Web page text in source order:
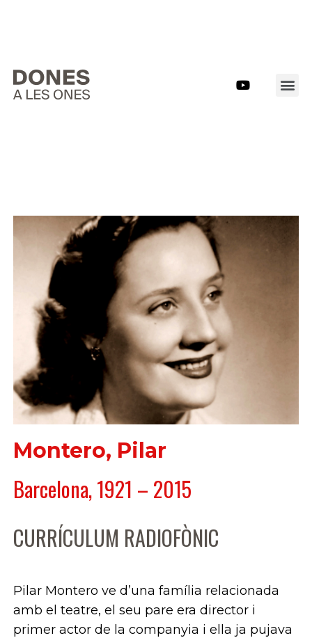
Montero, Pilar
Barcelona, 1921 – 2015
CURRÍCULUM RADIOFÒNIC
Pilar Montero ve d’una família relacionada
amb el teatre, el seu pare era director i
primer actor de la companyia i ella ja pujava